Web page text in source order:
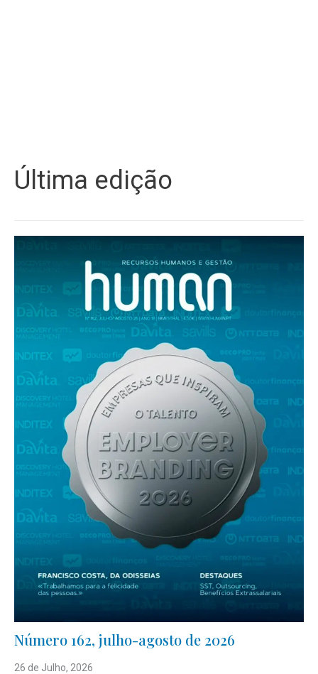
Última edição
Número 162, julho-agosto de 2026
26 de Julho, 2026